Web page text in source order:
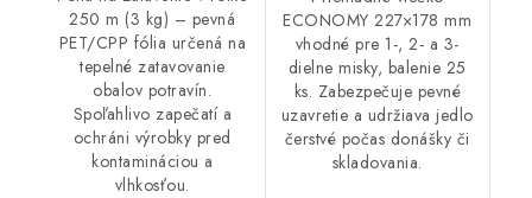
250 m (3 kg) – pevná
PET/CPP fólia určená na
tepelné zatavovanie
obalov potravín.
Spoľahlivo zapečatí a
ochráni výrobky pred
kontamináciou a
vlhkosťou.
ECONOMY 227×178 mm
vhodné pre 1-, 2- a 3-
dielne misky, balenie 25
ks. Zabezpečuje pevné
uzavretie a udržiava jedlo
čerstvé počas donášky či
skladovania.